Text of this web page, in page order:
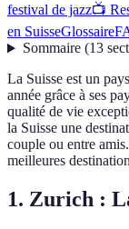
festival de jazz📺
en SuisseGlossaire
Sommaire(13
La Suisse est un
année grâce à ses
qualité de vie
la Suisse une
couple ou entre
meilleures
1. Zurich :